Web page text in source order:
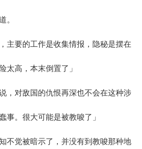
。
要的工作是收集情报，隐秘是摆在
太高，本末倒置了」
对敌国的仇恨再深也不会在这种涉
事。很大可能是被教唆了」
觉被暗示了，并没有到教唆那种地